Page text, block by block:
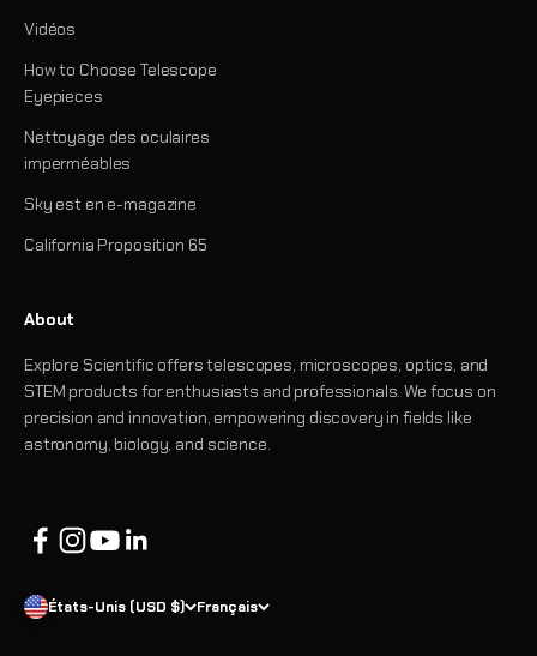
Vidéos
How to Choose Telescope
Eyepieces
Nettoyage des oculaires
imperméables
Sky est en e-magazine
California Proposition 65
About
Explore Scientific offers telescopes, microscopes, optics, and
STEM products for enthusiasts and professionals. We focus on
precision and innovation, empowering discovery in fields like
astronomy, biology, and science.
États-Unis (USD $) Français